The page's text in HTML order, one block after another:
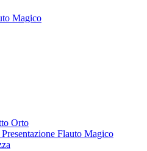
Magico
Orto
Flauto Magico